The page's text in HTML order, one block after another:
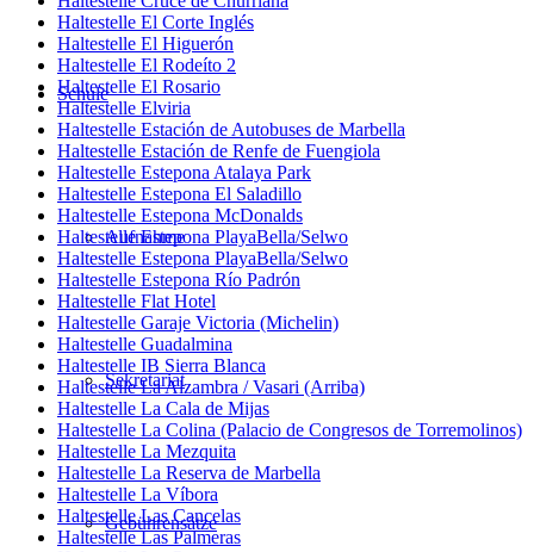
Schule
Aufnahme
Sekretariat
Gebührensätze
Haltestelle El Corte Inglés
Haltestelle El Higuerón
Haltestelle El Rodeíto 2
Haltestelle El Rosario
Haltestelle Elviria
Haltestelle Estación de Autobuses de Marbella
Haltestelle Estación de Renfe de Fuengiola
Haltestelle Estepona Atalaya Park
Haltestelle Estepona El Saladillo
Haltestelle Estepona McDonalds
Haltestelle Estepona PlayaBella/Selwo
Haltestelle Estepona PlayaBella/Selwo
Haltestelle Estepona Río Padrón
Haltestelle Flat Hotel
Haltestelle Garaje Victoria (Michelin)
Haltestelle Guadalmina
Haltestelle IB Sierra Blanca
Haltestelle La Alzambra / Vasari (Arriba)
Haltestelle La Cala de Mijas
Haltestelle La Colina (Palacio de Congresos de Torremolinos)
Haltestelle La Mezquita
Haltestelle La Reserva de Marbella
Haltestelle La Víbora
Haltestelle Las Cancelas
Haltestelle Las Palmeras